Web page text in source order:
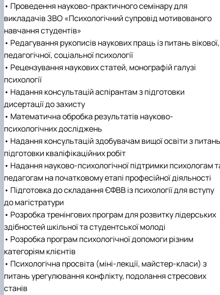
• Проведення науково-практичного семінару для
викладачів ЗВО «Психологічний супровід мотивованого
навчання студентів»
• Редагування рукописів наукових праць із питань вікової,
педагогічної, соціальної психології
• Рецензування наукових статей, монографій галузі
психології
• Надання консультацій аспірантам з підготовки
дисертації до захисту
• Математична обробка результатів науково-
психологічних досліджень
• Надання консультацій здобувачам вищої освіти з питань
підготовки кваліфікаційних робіт
• Надання науково-психологічної підтримки психологам
педагогам на початковому етапі професійної діяльності
• Підготовка до складання ЄФВВ із психології для вступу
до магістратури
• Розробка тренінгових програм для розвитку лідерських
здібностей шкільної та студентської молоді
• Розробка програм психологічної допомоги різним
категоріям клієнтів
• Психологічна просвіта (міні-лекції, майстер-класи) з
питань урегулювання конфлікту, подолання стресових
станів